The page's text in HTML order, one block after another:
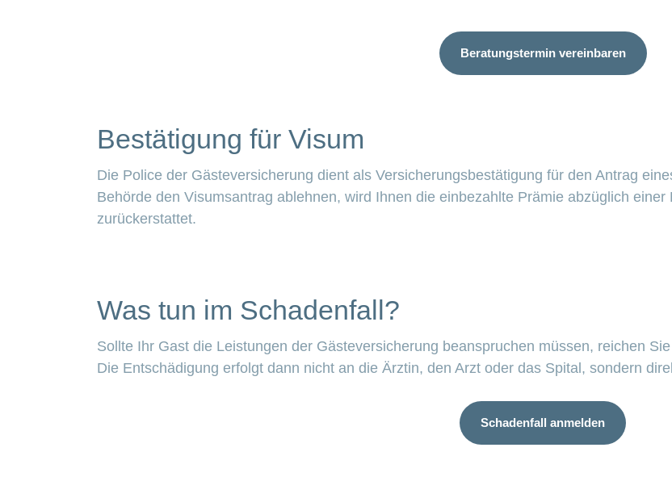
Beratungstermin vereinbaren
Bestätigung für Visum
Die Police der Gästeversicherung dient als Versicherungsbestätigung für den Antrag
Behörde den Visumsantrag ablehnen, wird Ihnen die einbezahlte Prämie abzüglich
zurückerstattet.
Was tun im Schadenfall?
Sollte Ihr Gast die Leistungen der Gästeversicherung beanspruchen müssen, reichen
Die Entschädigung erfolgt dann nicht an die Ärztin, den Arzt oder das Spital, sondern
Schadenfall anmelden